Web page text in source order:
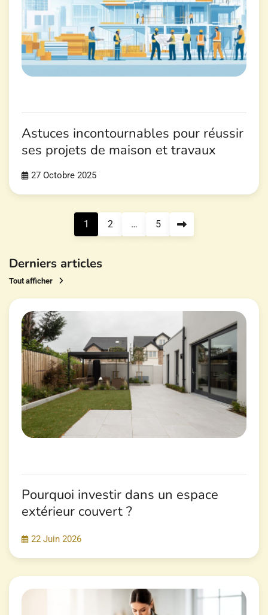
Astuces incontournables pour réussir
ses projets de maison et travaux
27 Octobre 2025
publications
1 2 … 5
Derniers articles
Tout afficher
Pourquoi investir dans un espace
extérieur couvert ?
22 Juin 2026